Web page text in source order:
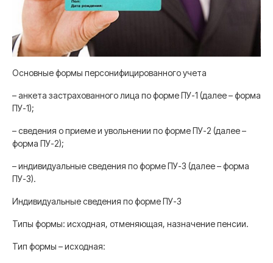
Основные формы персонифицированного учета
– анкета застрахованного лица по форме ПУ-1 (далее – форма
ПУ-1);
– сведения о приеме и увольнении по форме ПУ-2 (далее –
форма ПУ-2);
– индивидуальные сведения по форме ПУ-3 (далее – форма
ПУ-3).
Индивидуальные сведения по форме ПУ-3
Типы формы: исходная, отменяющая, назначение пенсии.
Тип формы – исходная: